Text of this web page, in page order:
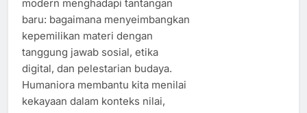
modern menghadapi tantangan
baru: bagaimana menyeimbangkan
kepemilikan materi dengan
tanggung jawab sosial, etika
digital, dan pelestarian budaya.
Humaniora membantu kita menilai
kekayaan dalam konteks nilai,